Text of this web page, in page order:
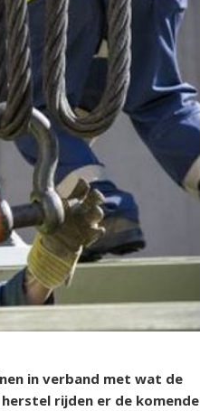
in verband met wat de
rijden er de komende